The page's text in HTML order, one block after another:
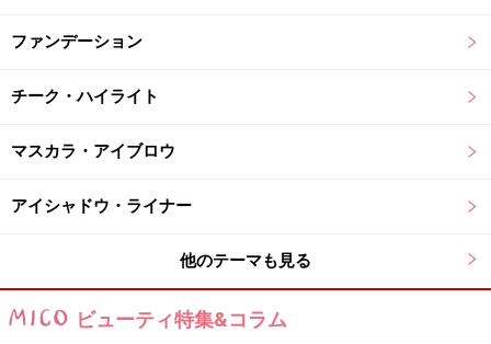
ファンデーション
チーク・ハイライト
マスカラ・アイブロウ
アイシャドウ・ライナー
他のテーマも見る
ビューティ特集&コラム